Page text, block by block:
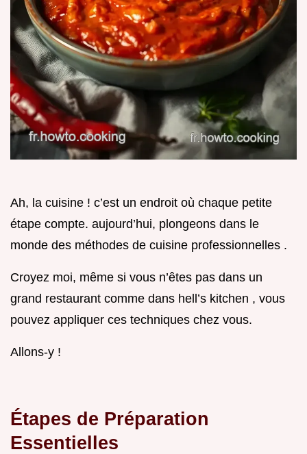
Ah, la cuisine ! c’est un endroit où chaque petite
étape compte. aujourd’hui, plongeons dans le
monde des méthodes de cuisine professionnelles .
Croyez moi, même si vous n’êtes pas dans un
grand restaurant comme dans hell’s kitchen , vous
pouvez appliquer ces techniques chez vous.
Allons-y !
Étapes de Préparation
Essentielles